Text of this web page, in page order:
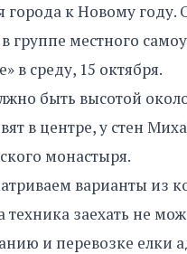
города к Новому году.
группе местного
в среду, 15 октября.
быть высотой
в центре, у стен
монастыря.
варианты из
техника заехать не
и перевозке елки